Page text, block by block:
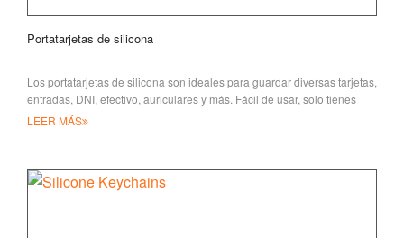
Portatarjetas de silicona
Los portatarjetas de silicona son ideales para guardar diversas tarjetas,
entradas, DNI, efectivo, auriculares y más. Fácil de usar, solo tienes
que pegarlo
LEER MÁS